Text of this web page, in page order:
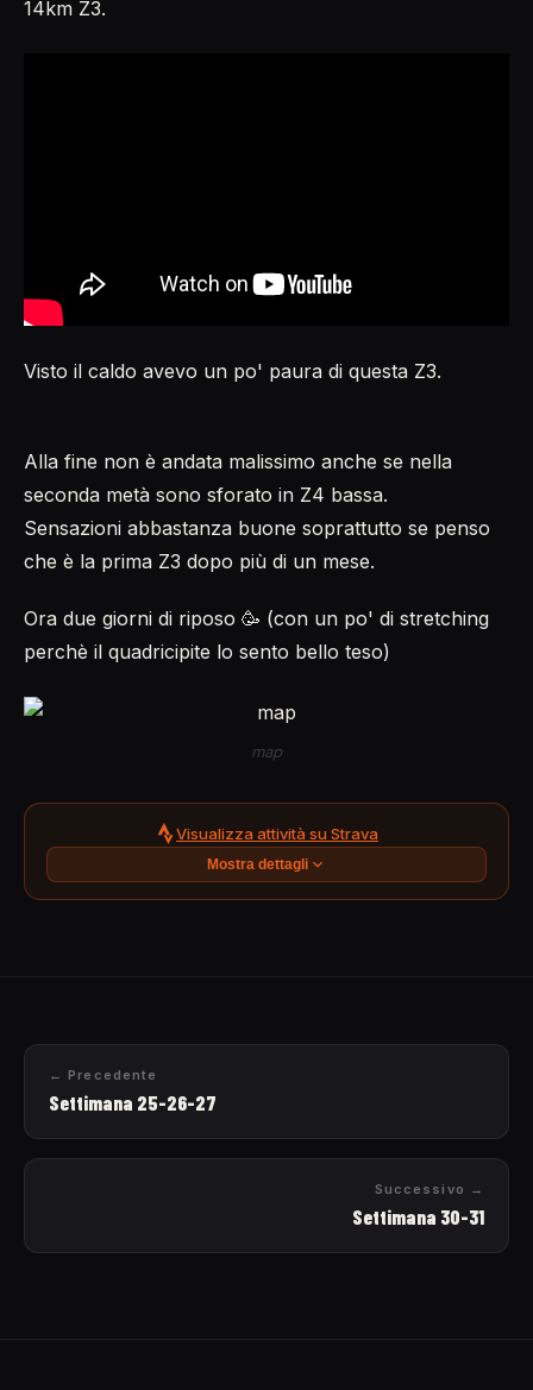
14km Z3.
Visto il caldo avevo un po' paura di questa Z3.
Alla fine non è andata malissimo anche se nella
seconda metà sono sforato in Z4 bassa.
Sensazioni abbastanza buone soprattutto se penso
che è la prima Z3 dopo più di un mese.
Ora due giorni di riposo 🥳 (con un po' di stretching
perchè il quadricipite lo sento bello teso)
map
Visualizza attività su Strava
Mostra dettagli
← Precedente
Settimana 25-26-27
Successivo →
Settimana 30-31